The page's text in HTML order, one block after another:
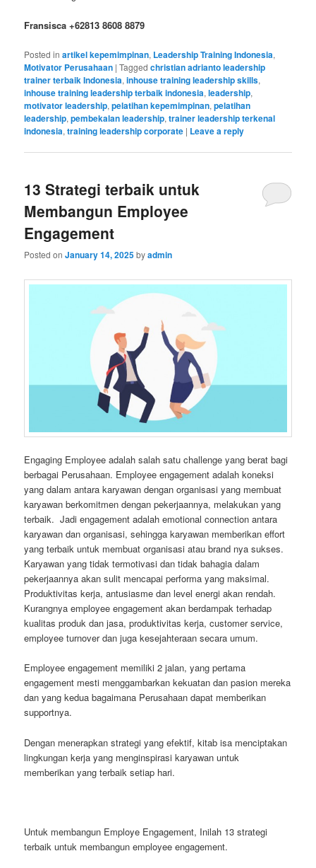
Fransisca +62813 8608 8879
Posted in artikel kepemimpinan, Leadership Training Indonesia,
Motivator Perusahaan |Tagged christian adrianto leadership
trainer terbaik Indonesia,inhouse training leadership skills,
inhouse training leadership terbaik indonesia,leadership,
motivator leadership,pelatihan kepemimpinan,pelatihan
leadership,pembekalan leadership,trainer leadership terkenal
indonesia,training leadership corporate | Leave a reply
13 Strategi terbaik untuk
Membangun Employee
Engagement
Posted onJanuary 14, 2025byadmin
Engaging Employee adalah salah satu challenge yang berat bagi
berbagai Perusahaan. Employee engagement adalah koneksi
yang dalam antara karyawan dengan organisasi yang membuat
karyawan berkomitmen dengan pekerjaannya, melakukan yang
terbaik. Jadi engagement adalah emotional connection antara
karyawan dan organisasi, sehingga karyawan memberikan effort
yang terbaik untuk membuat organisasi atau brand nya sukses.
Karyawan yang tidak termotivasi dan tidak bahagia dalam
pekerjaannya akan sulit mencapai performa yang maksimal.
Produktivitas kerja, antusiasme dan level energi akan rendah.
Kurangnya employee engagement akan berdampak terhadap
kualitas produk dan jasa, produktivitas kerja, customer service,
employee turnover dan juga kesejahteraan secara umum.
Employee engagement memiliki 2 jalan, yang pertama
engagement mesti menggambarkan kekuatan dan pasion mereka
dan yang kedua bagaimana Perusahaan dapat memberikan
supportnya.
Dengan menerapkan strategi yang efektif, kitab isa menciptakan
lingkungan kerja yang menginspirasi karyawan untuk
memberikan yang terbaik setiap hari.
Untuk membangun Employe Engagement, Inilah 13 strategi
terbaik untuk membangun employee engagement.